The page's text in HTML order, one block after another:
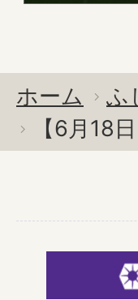
ホーム
ふ
【6月18